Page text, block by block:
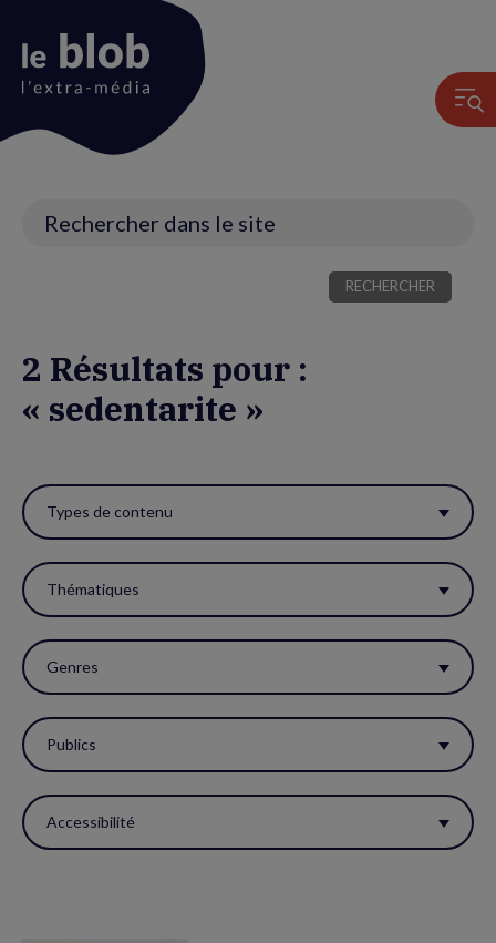
2 Résultats pour :
« sedentarite »
ces
filtres
pour
réactualiser
la
page.
Types de contenu
Thématiques
Genres
Publics
Accessibilité